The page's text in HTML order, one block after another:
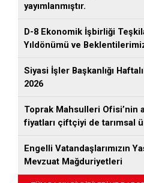
yayımlanmıştır.
D-8 Ekonomik İşbirliği
Yıldönümü ve
Siyasi İşler Başkanlığı
2026
Toprak Mahsulleri Ofisi’nin
fiyatları çiftçiyi de tarımsal
Engelli Vatandaşlarımızın
Mevzuat Mağduriyetleri